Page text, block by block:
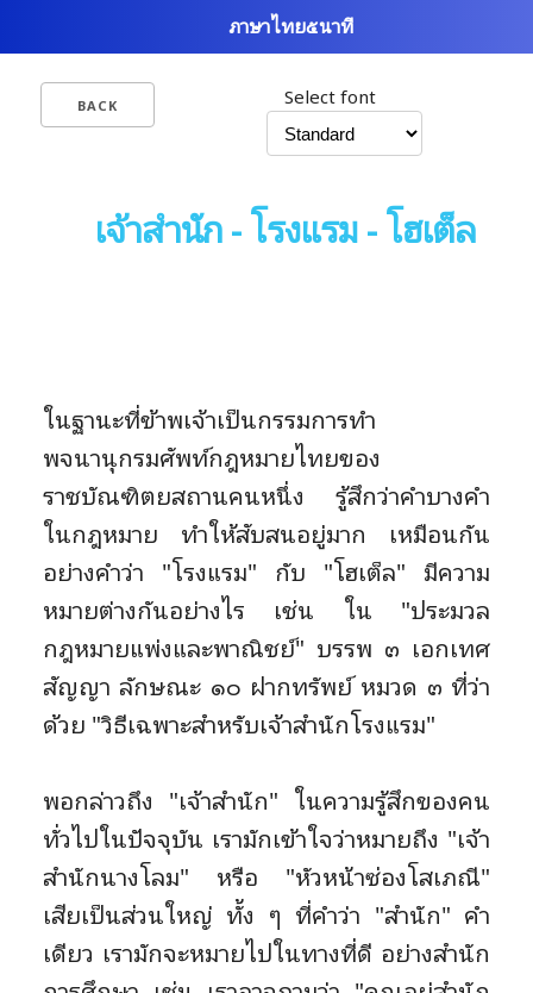
ภาษาไทย๕นาที
BACK Select font
เจ้าสำนัก - โรงแรม - โฮเต็ล
ในฐานะที่ข้าพเจ้าเป็นกรรมการทำ
พจนานุกรมศัพท์กฎหมายไทยของ
ราชบัณฑิตยสถานคนหนึ่ง รู้สึกว่าคำบางคำ
ในกฎหมาย ทำให้สับสนอยู่มาก เหมือนกัน
อย่างคำว่า "โรงแรม" กับ "โฮเต็ล" มีความ
หมายต่างกันอย่างไร เช่น ใน "ประมวล
กฎหมายแพ่งและพาณิชย์" บรรพ ๓ เอกเทศ
สัญญา ลักษณะ ๑๐ ฝากทรัพย์ หมวด ๓ ที่ว่า
ด้วย "วิธีเฉพาะสำหรับเจ้าสำนักโรงแรม"
พอกล่าวถึง "เจ้าสำนัก" ในความรู้สึกของคน
ทั่วไปในปัจจุบัน เรามักเข้าใจว่าหมายถึง "เจ้า
สำนักนางโลม" หรือ "หัวหน้าซ่องโสเภณี"
เสียเป็นส่วนใหญ่ ทั้ง ๆ ที่คำว่า "สำนัก" คำ
เดียว เรามักจะหมายไปในทางที่ดี อย่างสำนัก